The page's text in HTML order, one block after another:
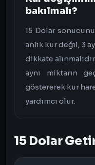
bakılmalı?
15 Dolar
anlık kur değil, 3
dikkate
aynı miktarın
göstererek kur
yardımcı olur.
15 Dolar